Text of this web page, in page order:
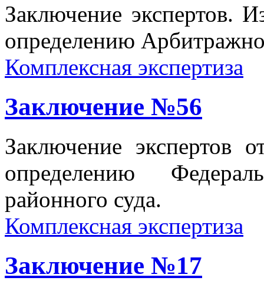
Заключение экспертов.
определению
Комплексная экспертиза
Заключение №56
Заключение экспертов
определению
районного суда.
Комплексная экспертиза
Заключение №17